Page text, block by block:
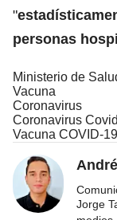
"
personas
Ministerio de
Vacuna
Coronavirus
Coronavirus
Vacuna COVID-19
Jorge